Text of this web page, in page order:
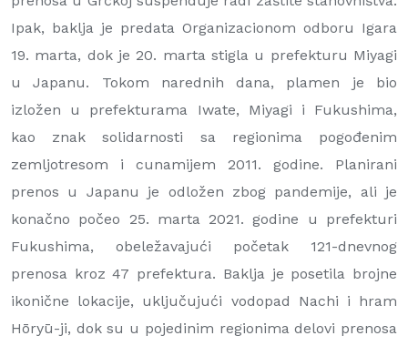
Ipak, baklja je predata Organizacionom odboru Igara
19. marta, dok je 20. marta stigla u prefekturu Miyagi
u Japanu. Tokom narednih dana, plamen je bio
izložen u prefekturama Iwate, Miyagi i Fukushima,
kao znak solidarnosti sa regionima pogođenim
zemljotresom i cunamijem 2011. godine. Planirani
prenos u Japanu je odložen zbog pandemije, ali je
konačno počeo 25. marta 2021. godine u prefekturi
Fukushima, obeležavajući početak 121-dnevnog
prenosa kroz 47 prefektura. Baklja je posetila brojne
ikonične lokacije, uključujući vodopad Nachi i hram
Hōryū-ji, dok su u pojedinim regionima delovi prenosa